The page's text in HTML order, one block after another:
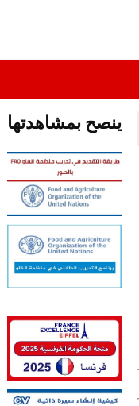
ينصح بمشاهدتها